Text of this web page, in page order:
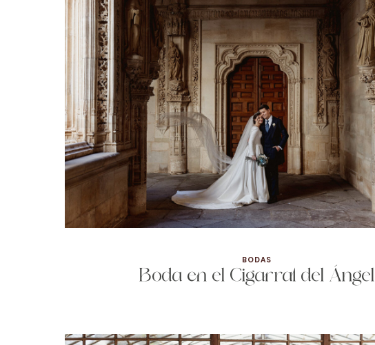
BODAS
Boda en el Cigarral del Ángel